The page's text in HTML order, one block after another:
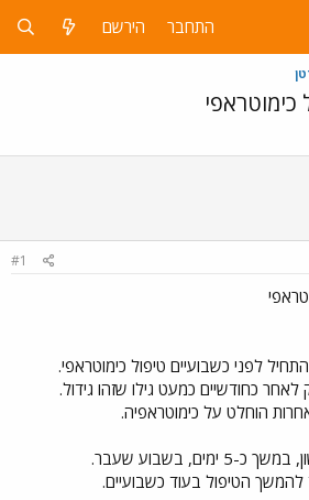
התחבר הירשם
#1
לאחר כחודשיים כמעט גילו שזהו גידול.
הוחלט על כימוטראפיה.
בשבוע שעבר.
הטיפול בעוד כשבועיים.